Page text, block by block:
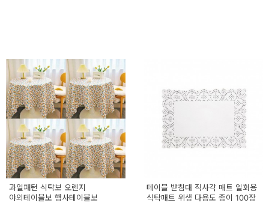
과일패턴 식탁보 오렌지
야외테이블보 행사테이블보
테이블 받침대 직사각 매트 일회용
식탁매트 위생 다용도 종이 100장